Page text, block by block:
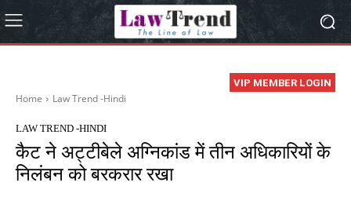
VIP MEMBER LOGIN
Home Law Trend -Hindi
LAW TREND -HINDI
कैट ने अट्टीबेले अग्निकांड में तीन अधिकारियों के
निलंबन को बरकरार रखा